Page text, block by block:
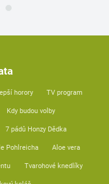
horory TV program
Kdy budou volby
7 pádů Honzy Dědka
Pohlreicha Aloe vera
Tvarohové knedlíky